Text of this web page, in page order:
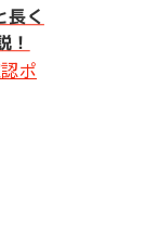
長く
！
ポ